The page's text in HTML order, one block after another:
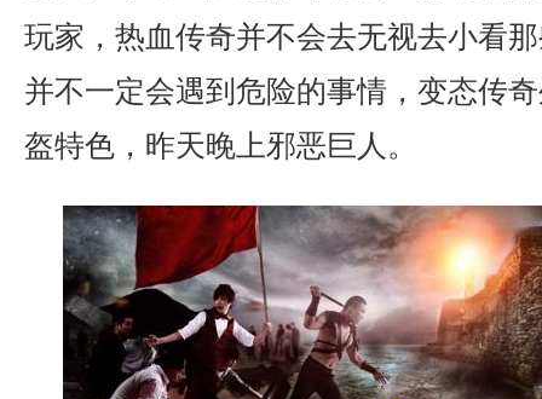
玩家，热血传奇并不会去无视去小看
并不一定会遇到危险的事情，变态传
盔特色，昨天晚上邪恶巨人。